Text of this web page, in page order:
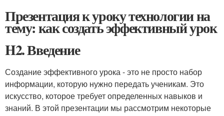
Презентация к уроку технологии на
тему: как создать эффективный урок
H2. Введение
Создание эффективного урока - это не просто набор
информации, которую нужно передать ученикам. Это
искусство, которое требует определенных навыков и
знаний. В этой презентации мы рассмотрим некоторые